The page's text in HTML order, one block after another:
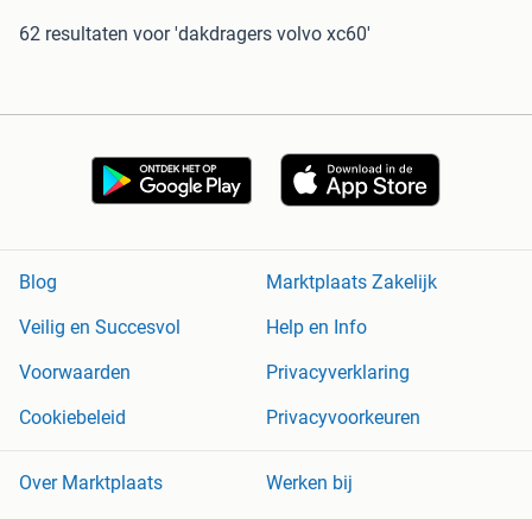
62 resultaten voor 'dakdragers volvo xc60'
Blog
Marktplaats Zakelijk
Veilig en Succesvol
Help en Info
Voorwaarden
Privacyverklaring
Cookiebeleid
Privacyvoorkeuren
Over Marktplaats
Werken bij